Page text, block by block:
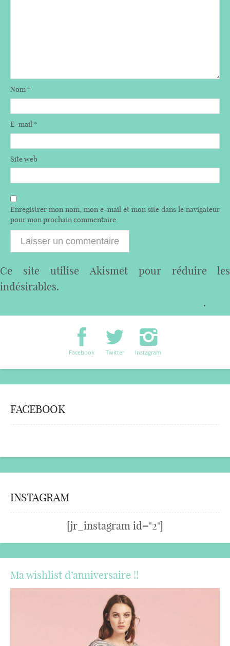
Nom*
E-mail *
Site web
Enregistrer mon nom, mon e-mail et mon site dans le navigateur
pour mon prochain commentaire.
Ce site utilise Akismet pour réduire les
indésirables.
.
Facebook Twitter Instagram
FACEBOOK
INSTAGRAM
[jr_instagram id="2"]
Ma wishlist d’anniversaire !!